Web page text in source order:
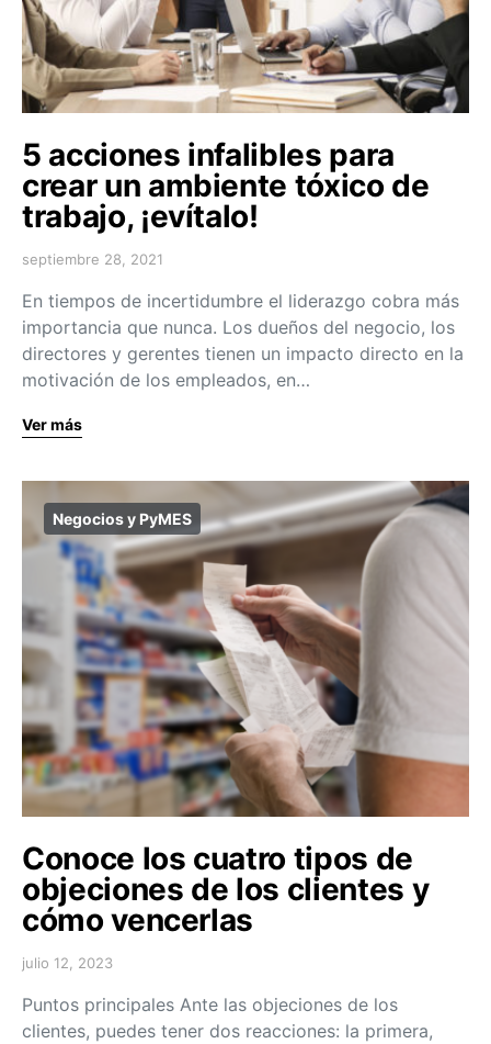
5 acciones infalibles para
crear un ambiente tóxico de
trabajo, ¡evítalo!
septiembre 28, 2021
En tiempos de incertidumbre el liderazgo cobra más
importancia que nunca. Los dueños del negocio, los
directores y gerentes tienen un impacto directo en la
motivación de los empleados, en…
Ver más
Negocios y PyMES
Conoce los cuatro tipos de
objeciones de los clientes y
cómo vencerlas
julio 12, 2023
Puntos principales Ante las objeciones de los
clientes, puedes tener dos reacciones: la primera,